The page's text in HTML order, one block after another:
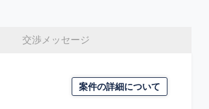
交渉メッセージ
案件の詳細について